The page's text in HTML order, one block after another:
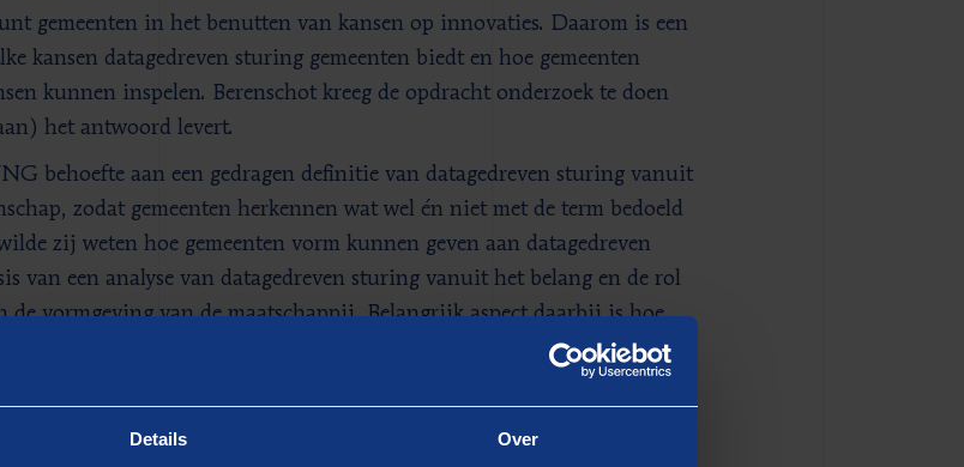
Details Over
gemeenten in het benutten van kansen op innovaties. Daarom is een
kansen datagedreven sturing gemeenten biedt en hoe gemeenten
kunnen inspelen. Berenschot kreeg de opdracht onderzoek te doen
het antwoord levert.
behoefte aan een gedragen definitie van datagedreven sturing vanuit
zodat gemeenten herkennen wat wel én niet met de term bedoeld
zij weten hoe gemeenten vorm kunnen geven aan datagedreven
van een analyse van datagedreven sturing vanuit het belang en de rol
de vormgeving van de maatschappij. Belangrijk aspect daarbij is hoe
sturing op de agenda staat. Tot slot lag er een wens voor een
te komen tot daadwerkelijke resultaten en te zorgen dat datagedreven